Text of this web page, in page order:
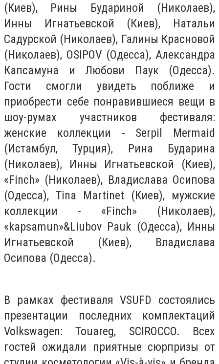
(Киев), Рины Будариной (Николаев),
Инны Игнатьевской (Киев), Натальи
Садурской (Николаев), Галины Красновой
(Николаев), OSIPOV (Одесса), Александра
Капсамуна и Любови Паук (Одесса).
Гости смогли увидеть поближе и
приобрести себе понравившиеся вещи в
шоу-румах участников фестиваля:
женские коллекции - Serpil Mermaid
(Истамбул, Турция), Рина Бударина
(Николаев), Инны Игнатьевской (Киев),
«Finch» (Николаев), Владислава Осипова
(Одесса), Tina Martinet (Киев), мужские
коллекции - «Finch» (Николаев),
«kapsamun»&Liubov Pauk (Одесса), Инны
Игнатьевской (Киев), Владислава
Осипова (Одесса).
В рамках фестиваля VSUFD состоялись
презентации последних комплектаций
Volkswagen: Touareg, SCIROCCO. Всех
гостей ожидали приятные сюрпризы от